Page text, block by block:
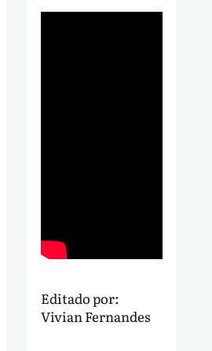
Editado por:
Vivian Fernandes